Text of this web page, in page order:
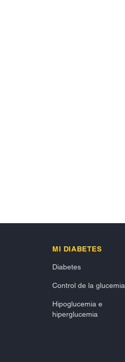
MI DIABETES
Diabetes
Control de la glucemia
Hipoglucemia e
hiperglucemia